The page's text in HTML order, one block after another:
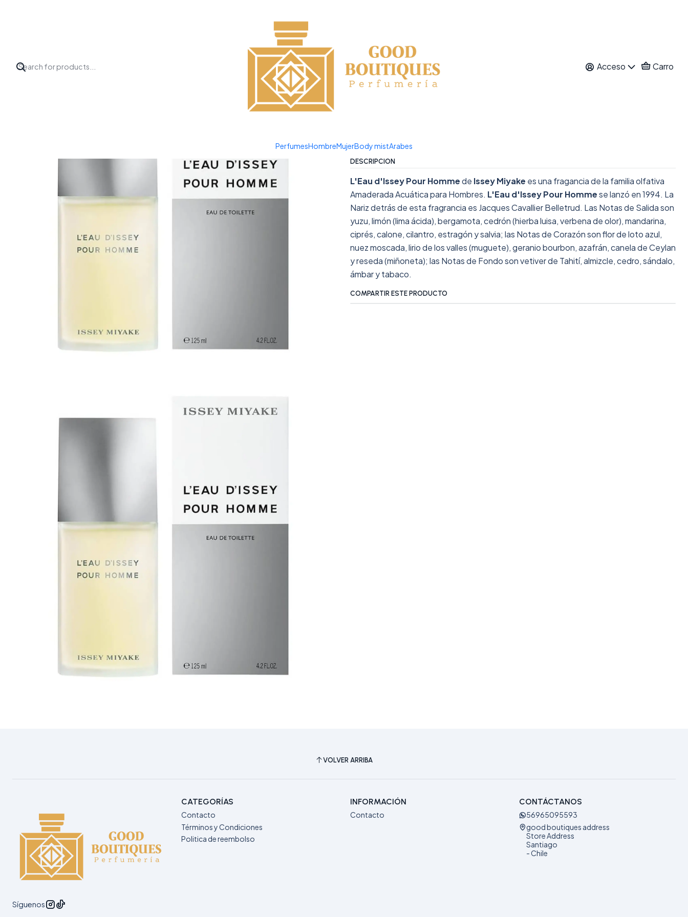
Acceso Carro
PerfumesHombreMujerBody mistArabes
L'EAU D'ISSEY POUR HOMME EDT
125 ML
DESCRIPCIÓN
L'Eau d'Issey Pour Hommede Issey Miyake es una fragancia de la familia olfativa
Amaderada Acuática para Hombres. L'Eau d'Issey Pour Hommese lanzó en 1994. La
Nariz detrás de esta fragrancia es Jacques Cavallier Belletrud. Las Notas de Salida son
yuzu, limón (lima ácida), bergamota, cedrón (hierba luisa, verbena de olor), mandarina,
ciprés, calone, cilantro, estragón y salvia; las Notas de Corazón son flor de loto azul,
nuez moscada, lirio de los valles (muguete), geranio bourbon, azafrán, canela de Ceylan
y reseda (miñoneta); las Notas de Fondo son vetiver de Tahití, almizcle, cedro, sándalo,
ámbar y tabaco.
COMPARTIR ESTE PRODUCTO
VOLVER ARRIBA
Síguenos
CATEGORÍAS
Contacto
Términos y Condiciones
Politica de reembolso
INFORMACIÓN
Contacto
CONTÁCTANOS
56965095593
good boutiques address
Store Address
Santiago
- Chile